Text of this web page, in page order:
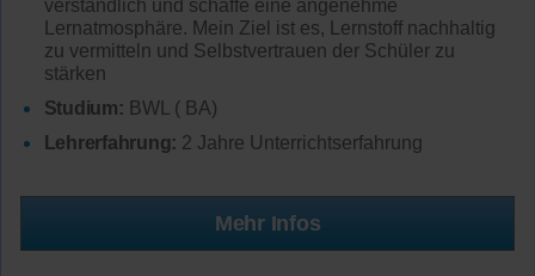
verständlich und schaffe eine angenehme
Lernatmosphäre. Mein Ziel ist es, Lernstoff nachhaltig
zu vermitteln und Selbstvertrauen der Schüler zu
stärken
Studium: BWL ( BA)
Lehrerfahrung: 2 Jahre Unterrichtserfahrung
Mehr Infos